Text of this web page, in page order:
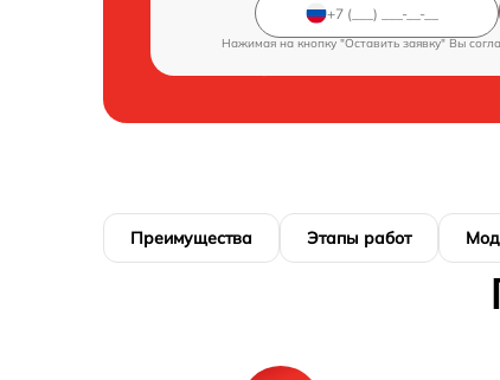
Нажимая на кнопку "Оставить заявку" Вы
Преимущества Этапы работ